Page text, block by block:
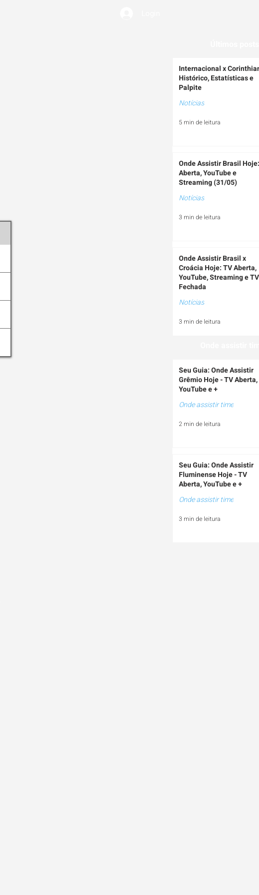
Internacional x
Histórico, Estatísticas e
Palpite
Notícias
5 min de leitura
Onde Assistir Brasil
Aberta, YouTube e
Streaming (31/05)
Notícias
3 min de leitura
Onde Assistir Brasil x
Croácia Hoje: TV Aberta,
YouTube, Streaming e TV
Fechada
Notícias
3 min de leitura
Seu Guia: Onde Assistir
Grêmio Hoje - TV Aberta,
YouTube e +
Onde assistir time
2 min de leitura
Seu Guia: Onde Assistir
Fluminense Hoje - TV
Aberta, YouTube e +
Onde assistir time
3 min de leitura